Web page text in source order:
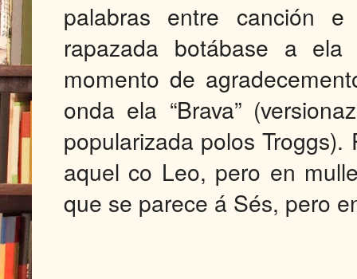
palabras entre canción
rapazada botábase a
momento de
onda ela “Brava”
popularizada polos
aquel co Leo, pero en
que se parece á Sés, pero